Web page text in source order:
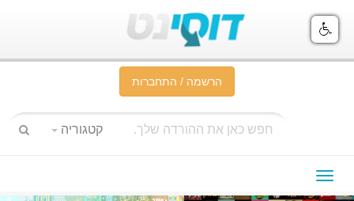
הרשמה / התחברות
קטגוריה
תפריט
ניווט